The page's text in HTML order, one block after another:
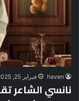
haven فبراير 25, 2025
نانسي الشاعر